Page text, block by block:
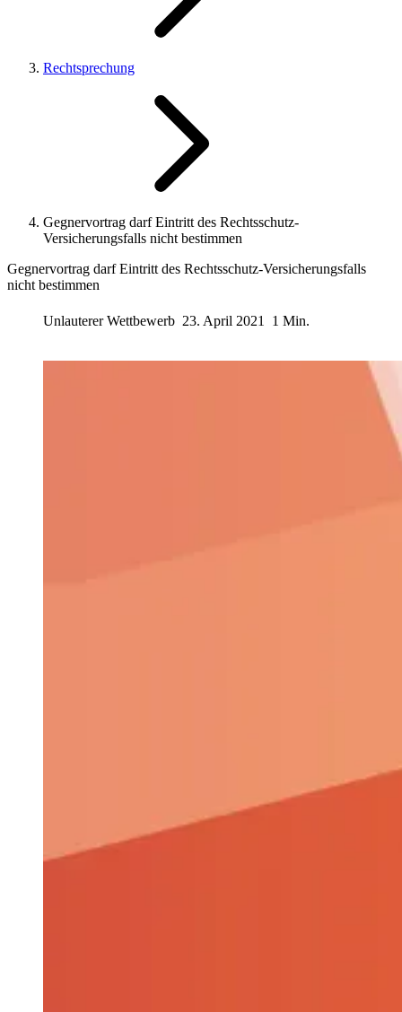
Rechtsprechung
Gegnervortrag darf Eintritt des Rechtsschutz-
Versicherungsfalls nicht bestimmen
Gegnervortrag darf Eintritt des Rechtsschutz-Versicherungsfalls
nicht bestimmen
Unlauterer Wettbewerb 23. April 2021 1 Min.